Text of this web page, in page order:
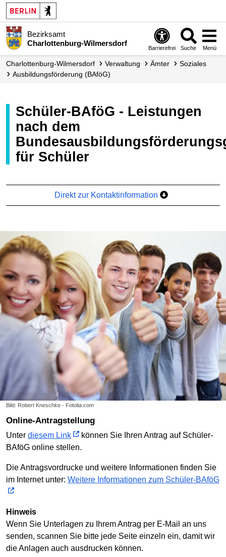
Bezirksamt
Charlottenburg-Wilmersdorf
Barrierefrei Suche Menü
Charlottenburg-Wilmersdorf Verwaltung Ämter
Soziales
Ausbildungs­förderung (BAföG)
Schüler-BAföG - Leistungen
nach dem
für Schüler
Direkt zur Kontaktinformation
Bild: Robert Kneschke - Fotolia.com
Online-Antragstellung
Unter diesem Link
können Sie Ihren Antrag auf Schüler-
BAföG online stellen.
Die Antragsvordrucke und weitere Informationen finden Sie
im Internet unter: Weitere Informationen zum Schüler-BAföG
Hinweis
Wenn Sie Unterlagen zu Ihrem Antrag per E-Mail an uns
senden, scannen Sie bitte jede Seite einzeln ein, damit wir
die Anlagen auch ausdrucken können.